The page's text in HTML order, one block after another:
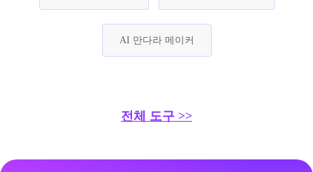
AI 만다라 메이커
전체 도구 >>